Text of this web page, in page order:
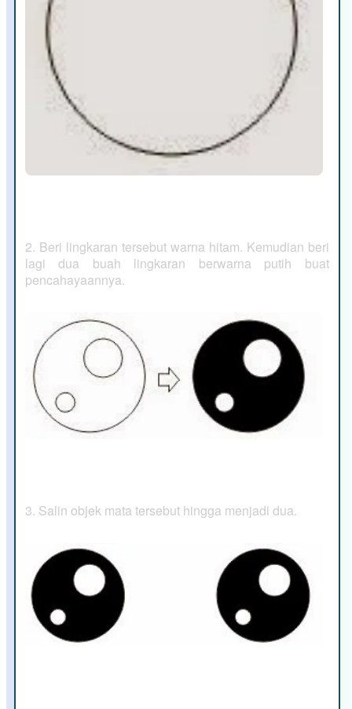
2. Beri lingkaran tersebut warna hitam. Kemudian beri
lagi dua buah lingkaran berwarna putih buat
pencahayaannya.
3. Salin objek mata tersebut hingga menjadi dua.